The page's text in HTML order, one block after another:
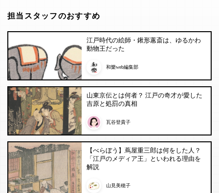
担当スタッフのおすすめ
江戸時代の絵師・鍬形蕙斎は、ゆるかわ
動物王だった
和樂web編集部
山東京伝とは何者？ 江戸の奇才が愛した
吉原と処罰の真相
瓦谷登貴子
【べらぼう】蔦屋重三郎は何をした人？
「江戸のメディア王」といわれる理由を
解説
山見美穂子